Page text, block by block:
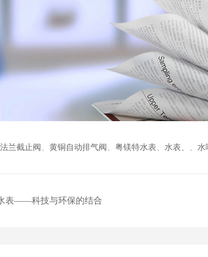
法兰截止阀 、 黄铜自动排气阀 、 粤镁特水表 、 水表、 、 水
表——科技与环保的结合